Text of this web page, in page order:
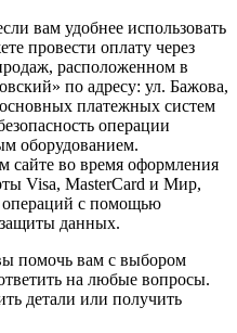
вам удобнее использовать
провести оплату через
расположенном в
по адресу: ул. Бажова,
платежных систем
операции
оборудованием.
сайте во время оформления
Visa, MasterCard и Мир,
операций с помощью
данных.
помочь вам с выбором
на любые вопросы.
детали или получить